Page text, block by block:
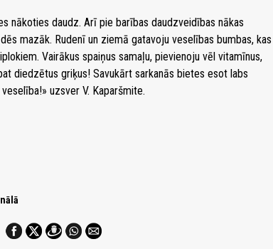
nākoties daudz. Arī pie barības daudzveidības nākas
mazāk. Rudenī un ziemā gatavoju veselības bumbas, kas
Vairākus spaiņus samaļu, pievienoju vēl vitamīnus,
diedzētus griķus! Savukārt sarkanās bietes esot labs
uzsver V. Kaparšmite.